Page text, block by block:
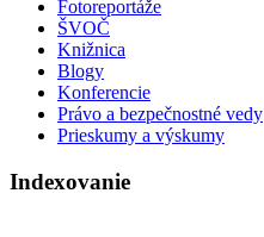
Fotoreportáže
ŠVOČ
Knižnica
Blogy
Konferencie
Právo a bezpečnostné vedy
Prieskumy a výskumy
Indexovanie